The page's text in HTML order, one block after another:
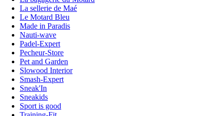
La sellerie de Maé
Le Motard Bleu
Made in Paradis
Nauti-wave
Padel-Expert
Pecheur-Store
Pet and Garden
Slowood Interior
Smash-Expert
Sneak'In
Sneakids
Sport is good